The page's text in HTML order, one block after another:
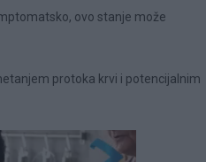
ovo stanje može
protoka krvi i potencijalnim